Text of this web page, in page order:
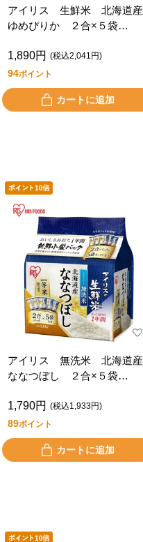
アイリス 生鮮米 北海道産
ゆめぴりか ２合×５袋
1,890円 (税込2,041円)
94ポイント
カートに追加
アイリス 無洗米 北海道産
ななつぼし ２合×５袋
1,790円 (税込1,933円)
89ポイント
カートに追加